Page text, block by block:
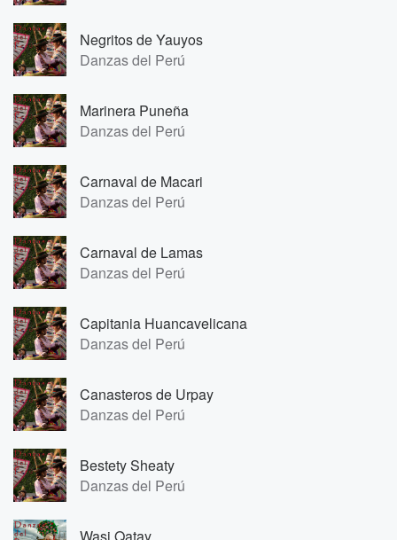
Negritos de Yauyos
Danzas del Perú
Marinera Puneña
Danzas del Perú
Carnaval de Macari
Danzas del Perú
Carnaval de Lamas
Danzas del Perú
Capitania Huancavelicana
Danzas del Perú
Canasteros de Urpay
Danzas del Perú
Bestety Sheaty
Danzas del Perú